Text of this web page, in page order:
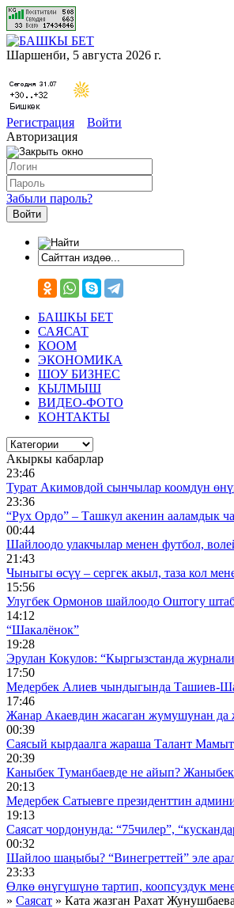
Шаршенби, 5 августа 2026 г.
Регистрация
Войти
Авторизация
Забыли пароль?
БАШКЫ БЕТ
САЯСАТ
КООМ
ЭКОНОМИКА
ШОУ БИЗНЕС
КЫЛМЫШ
ВИДЕО-ФОТО
КОНТАКТЫ
Акыркы кабарлар
23:46
Турат Акимовдой сынчылар коомдун
23:36
“Рух Ордо” – Ташкул акенин ааламдык
00:44
Шайлоодо улакчылар менен футбол,
21:43
Чыныгы өсүү – сергек акыл, таза кол
15:56
Улугбек Ормонов шайлоодо Оштогу
14:12
“Шакалёнок”
19:28
Эрулан Кокулов: “Кыргызстанда
17:50
Медербек Алиев чындыгында Ташиев-
17:46
Жанар Акаевдин жасаган жумушунан
00:39
Саясый кырдаалга жараша Талант
20:39
Каныбек Туманбаевде не айып?
20:13
Медербек Сатыевге президенттин
19:13
Саясат чордонунда: “75чилер”,
00:32
Шайлоо шаңыбы? “Винегреттей” эле
23:33
Өлкө өнүгүшүнө тартип, коопсуздук
» Саясат » Ката жазган Рахат